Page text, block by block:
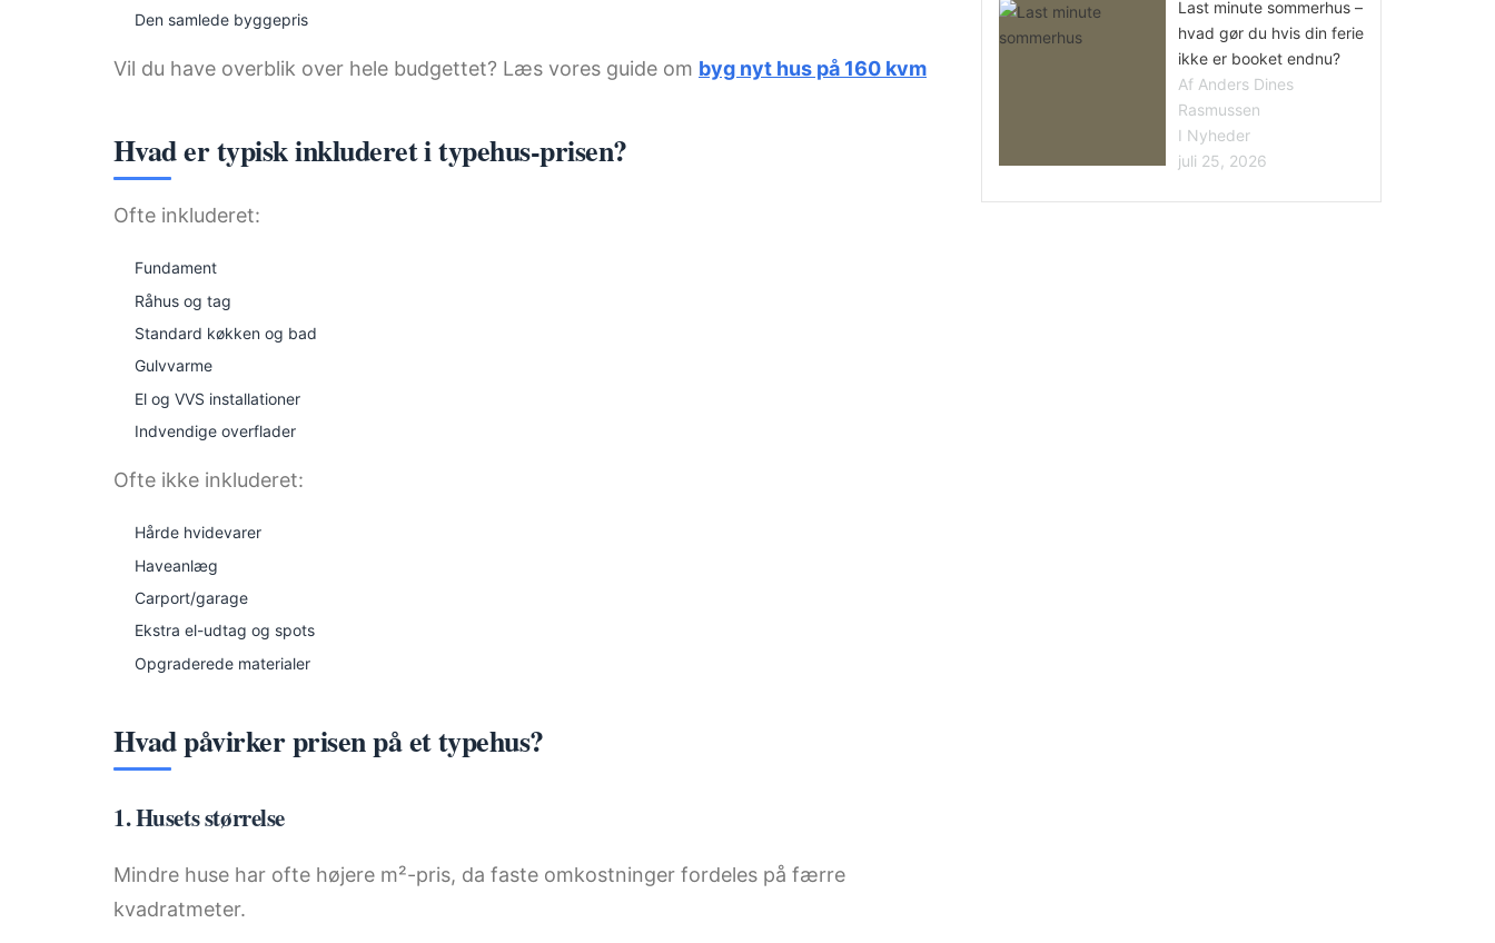
Den samlede byggepris
Vil du have overblik over hele budgettet? Læs vores guide om byg nyt hus på 160 kvm
Hvad er typisk inkluderet i typehus-prisen?
Ofte inkluderet:
Fundament
Råhus og tag
Standard køkken og bad
Gulvvarme
El og VVS installationer
Indvendige overflader
Ofte ikke inkluderet:
Hårde hvidevarer
Haveanlæg
Carport/garage
Ekstra el-udtag og spots
Opgraderede materialer
Hvad påvirker prisen på et typehus?
1. Husets størrelse
Mindre huse har ofte højere m²-pris, da faste omkostninger fordeles på færre
kvadratmeter.
Last minute sommerhus –
hvad gør du hvis din ferie
ikke er booket endnu?
Af Anders Dines
Rasmussen
I Nyheder
juli 25, 2026